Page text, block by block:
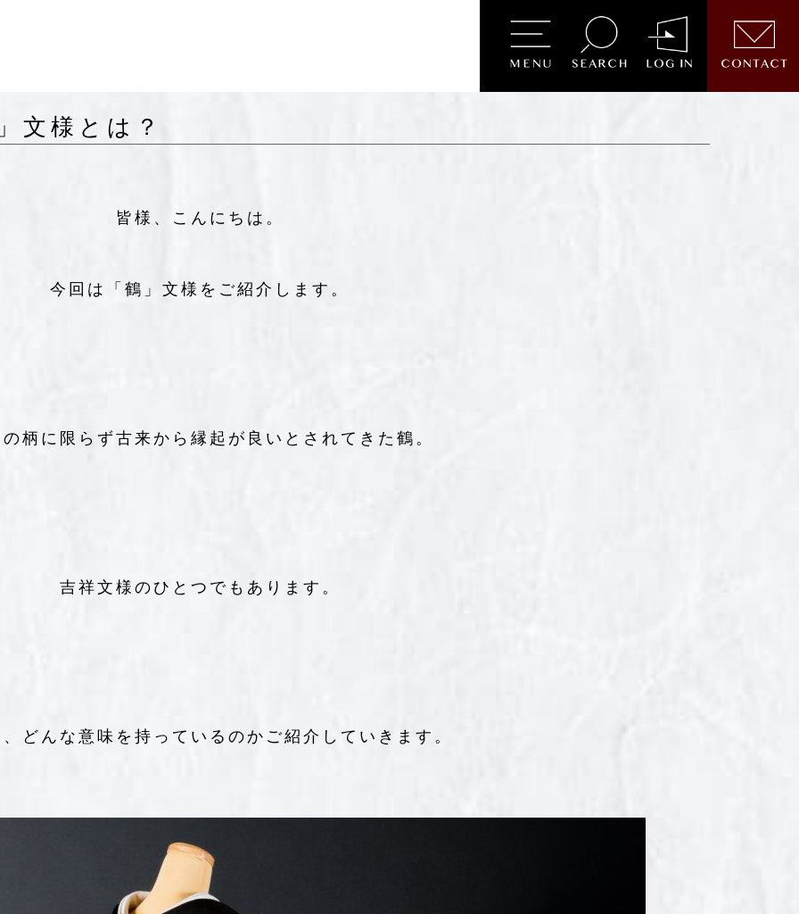
文様とは？
皆様、こんにちは。
今回は「鶴」文様をご紹介します。
柄に限らず古来から縁起が良いとされてきた鶴。
吉祥文様のひとつでもあります。
どんな意味を持っているのかご紹介していきます。